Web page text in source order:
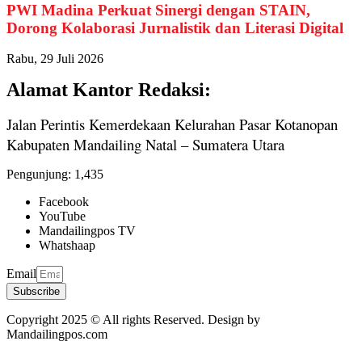
PWI Madina Perkuat Sinergi dengan STAIN,
Dorong Kolaborasi Jurnalistik dan Literasi Digital
Rabu, 29 Juli 2026
Alamat Kantor Redaksi:
Jalan Perintis Kemerdekaan Kelurahan Pasar Kotanopan
Kabupaten Mandailing Natal – Sumatera Utara
Pengunjung: 1,435
Facebook
YouTube
Mandailingpos TV
Whatshaap
Email
Subscribe
Copyright 2025 © All rights Reserved. Design by
Mandailingpos.com